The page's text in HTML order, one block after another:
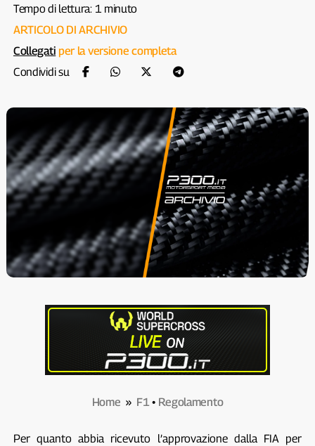
Tempo di lettura: 1 minuto
ARTICOLO DI ARCHIVIO
Collegati per la versione completa
Condividi su
Home » F1• Regolamento
Per quanto abbia ricevuto l’approvazione dalla FIA per